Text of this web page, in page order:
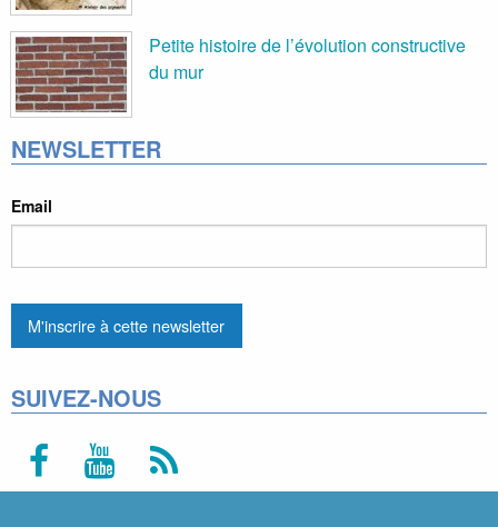
Petite histoire de l’évolution constructive
du mur
NEWSLETTER
Email
SUIVEZ-NOUS